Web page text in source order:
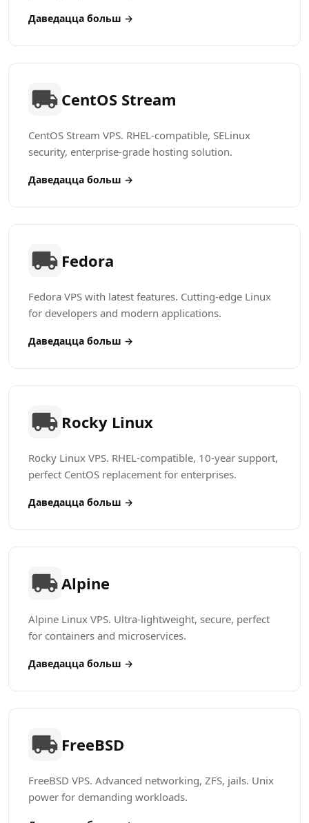
Даведацца больш →
CentOS Stream
CentOS Stream VPS. RHEL-compatible, SELinux
security, enterprise-grade hosting solution.
Даведацца больш →
Fedora
Fedora VPS with latest features. Cutting-edge Linux
for developers and modern applications.
Даведацца больш →
Rocky Linux
Rocky Linux VPS. RHEL-compatible, 10-year support,
perfect CentOS replacement for enterprises.
Даведацца больш →
Alpine
Alpine Linux VPS. Ultra-lightweight, secure, perfect
for containers and microservices.
Даведацца больш →
FreeBSD
FreeBSD VPS. Advanced networking, ZFS, jails. Unix
power for demanding workloads.